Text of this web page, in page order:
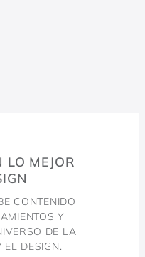
garantem conforto,
tecnologia avançada e
da marca se adaptam a
bem-estar e
de água.
LO MEJOR
CONTENIDO
Y
DE LA
EL DESIGN.